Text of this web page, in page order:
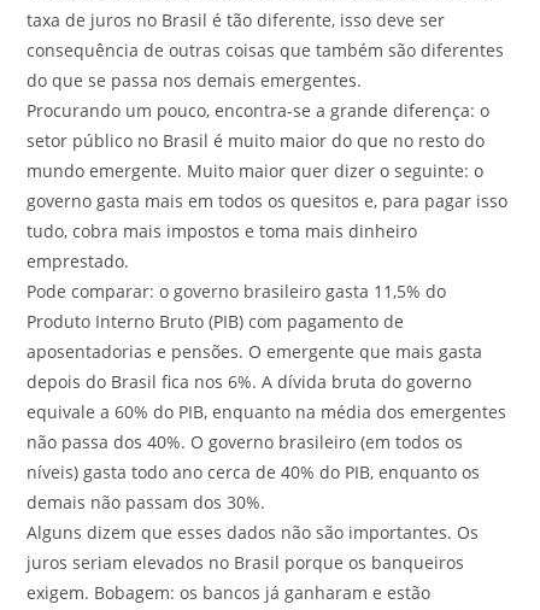
taxa de juros no Brasil é tão diferente, isso deve ser
consequência de outras coisas que também são diferentes
do que se passa nos demais emergentes.
Procurando um pouco, encontra-se a grande diferença: o
setor público no Brasil é muito maior do que no resto do
mundo emergente. Muito maior quer dizer o seguinte: o
governo gasta mais em todos os quesitos e, para pagar isso
tudo, cobra mais impostos e toma mais dinheiro
emprestado.
Pode comparar: o governo brasileiro gasta 11,5% do
Produto Interno Bruto (PIB) com pagamento de
aposentadorias e pensões. O emergente que mais gasta
depois do Brasil fica nos 6%. A dívida bruta do governo
equivale a 60% do PIB, enquanto na média dos emergentes
não passa dos 40%. O governo brasileiro (em todos os
níveis) gasta todo ano cerca de 40% do PIB, enquanto os
demais não passam dos 30%.
Alguns dizem que esses dados não são importantes. Os
juros seriam elevados no Brasil porque os banqueiros
exigem. Bobagem: os bancos já ganharam e estão